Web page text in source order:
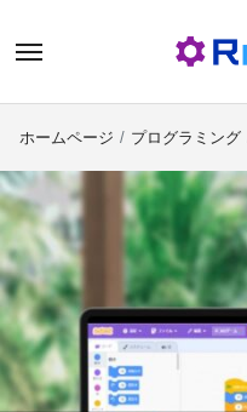
容
ッ
プ
ホームページ プログラミング